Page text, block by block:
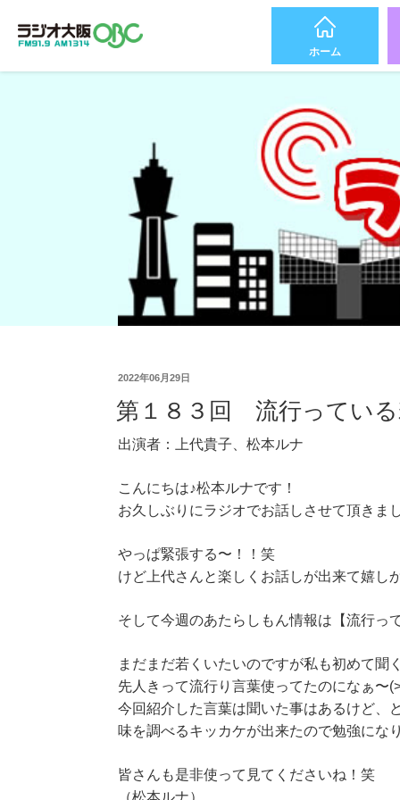
ホーム
2022年06月29日
第１８３回 流行っている
出演者：上代貴子、松本ルナ
こんにちは♪松本ルナです！
お久しぶりにラジオでお話しさせて頂きま
やっぱ緊張する〜！！笑
けど上代さんと楽しくお話しが出来て嬉し
そして今週のあたらしもん情報は【流行っ
まだまだ若くいたいのですが私も初めて
先人きって流行り言葉使ってたのになぁ〜
今回紹介した言葉は聞いた事はあるけど、
味を調べるキッカケが出来たので勉強にな
皆さんも是非使って見てくださいね！笑
（松本ルナ）